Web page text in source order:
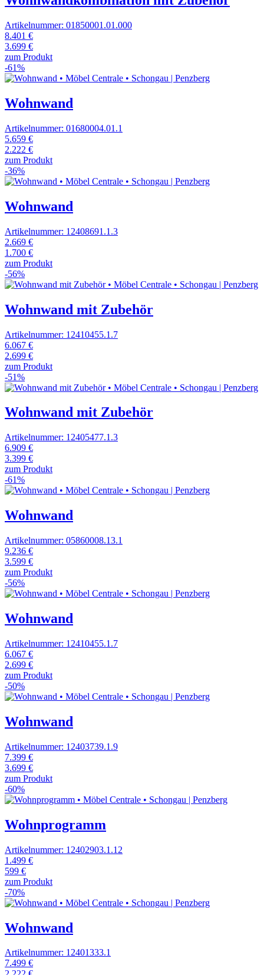
Artikelnummer: 01850001.01.000
8.401 €
3.699 €
zum Produkt
-61%
Wohnwand
Artikelnummer: 01680004.01.1
5.659 €
2.222 €
zum Produkt
-36%
Wohnwand
Artikelnummer: 12408691.1.3
2.669 €
1.700 €
zum Produkt
-56%
Wohnwand mit Zubehör
Artikelnummer: 12410455.1.7
6.067 €
2.699 €
zum Produkt
-51%
Wohnwand mit Zubehör
Artikelnummer: 12405477.1.3
6.909 €
3.399 €
zum Produkt
-61%
Wohnwand
Artikelnummer: 05860008.13.1
9.236 €
3.599 €
zum Produkt
-56%
Wohnwand
Artikelnummer: 12410455.1.7
6.067 €
2.699 €
zum Produkt
-50%
Wohnwand
Artikelnummer: 12403739.1.9
7.399 €
3.699 €
zum Produkt
-60%
Wohnprogramm
Artikelnummer: 12402903.1.12
1.499 €
599 €
zum Produkt
-70%
Wohnwand
Artikelnummer: 12401333.1
7.499 €